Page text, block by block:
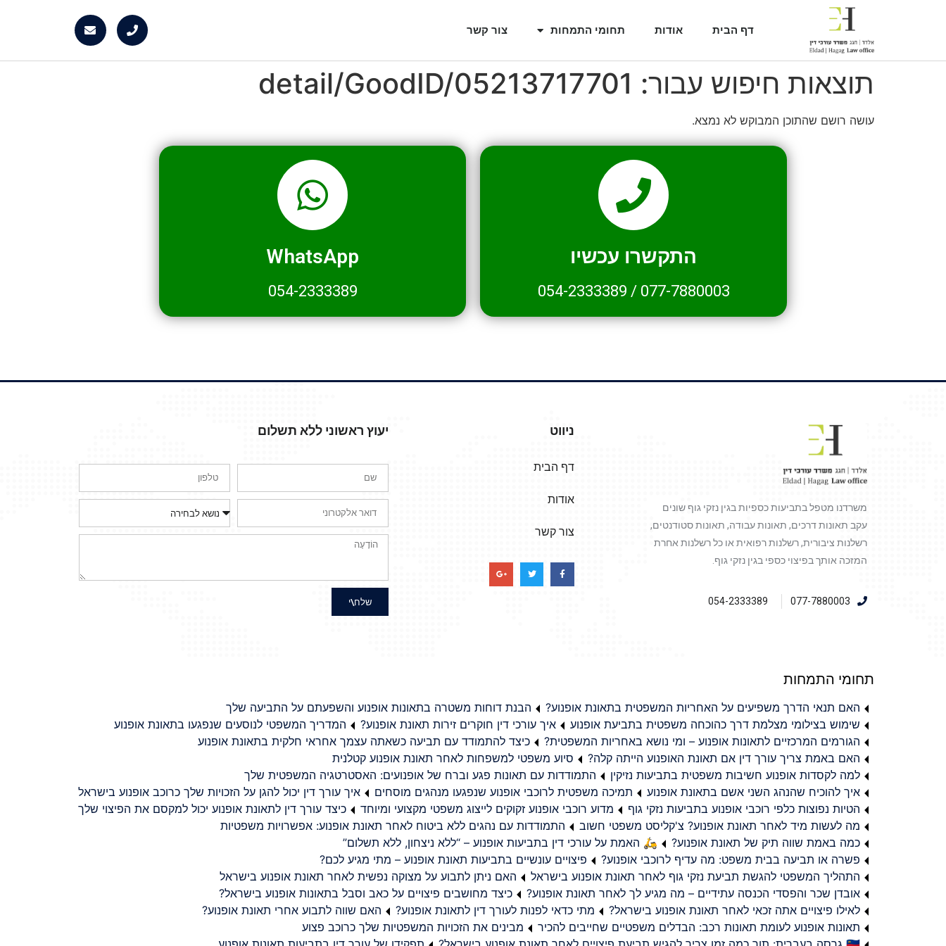
דף הבית אודות תחומי התמחות צור קשר
תוצאות חיפוש עבור: detail/GoodID/05213717701
עושה רושם שהתוכן המבוקש לא נמצא.
התקשרו עכשיו
077-7880003
/
054-2333389
WhatsApp
054-2333389
משרדנו מטפל בתביעות כספיות בגין נזקי גוף שונים
עקב תאונות דרכים, תאונות עבודה, תאונות סטודנטים,
רשלנות ציבורית, רשלנות רפואית או כל רשלנות אחרת
המזכה אותך בפיצוי כספי בגין נזקי גוף.
077-7880003
054-2333389
ניווט
דף הבית
אודות
צור קשר
יעוץ ראשוני ללא תשלום
שלח\י
תחומי התמחות
האם תנאי הדרך משפיעים על האחריות המשפטית בתאונת אופנוע?
הבנת דוחות משטרה בתאונות אופנוע והשפעתם על התביעה שלך
שימוש בצילומי מצלמת דרך כהוכחה משפטית בתביעת אופנוע
איך עורכי דין חוקרים זירות תאונת אופנוע?
המדריך המשפטי לנוסעים שנפגעו בתאונת אופנוע
הגורמים המרכזיים לתאונות אופנוע – ומי נושא באחריות המשפטית?
כיצד להתמודד עם תביעה כשאתה עצמך אחראי חלקית בתאונת אופנוע
האם באמת צריך עורך דין אם תאונת האופנוע הייתה קלה?
סיוע משפטי למשפחות לאחר תאונת אופנוע קטלנית
למה לקסדות אופנוע חשיבות משפטית בתביעות נזיקין
התמודדות עם תאונות פגע וברח של אופנועים: האסטרטגיה המשפטית שלך
איך להוכיח שהנהג השני אשם בתאונת אופנוע
תמיכה משפטית לרוכבי אופנוע שנפגעו מנהגים מוסחים
איך עורך דין יכול להגן על הזכויות שלך כרוכב אופנוע בישראל
הטיות נפוצות כלפי רוכבי אופנוע בתביעות נזקי גוף
מדוע רוכבי אופנוע זקוקים לייצוג משפטי מקצועי ומיוחד
כיצד עורך דין לתאונת אופנוע יכול למקסם את הפיצוי שלך
מה לעשות מיד לאחר תאונת אופנוע? צ'קליסט משפטי חשוב
התמודדות עם נהגים ללא ביטוח לאחר תאונת אופנוע: אפשרויות משפטיות
כמה באמת שווה תיק של תאונת אופנוע?
🛵 האמת על עורכי דין בתביעות אופנוע – “ללא ניצחון, ללא תשלום”
פשרה או תביעה בבית משפט: מה עדיף לרוכבי אופנוע?
פיצויים עונשיים בתביעות תאונת אופנוע – מתי מגיע לכם?
התהליך המשפטי להגשת תביעת נזקי גוף לאחר תאונת אופנוע בישראל
האם ניתן לתבוע על מצוקה נפשית לאחר תאונת אופנוע בישראל
אובדן שכר והפסדי הכנסה עתידיים – מה מגיע לך לאחר תאונת אופנוע?
כיצד מחושבים פיצויים על כאב וסבל בתאונות אופנוע בישראל?
לאילו פיצויים אתה זכאי לאחר תאונת אופנוע בישראל?
מתי כדאי לפנות לעורך דין לתאונת אופנוע?
האם שווה לתבוע אחרי תאונת אופנוע?
תאונות אופנוע לעומת תאונות רכב: הבדלים משפטיים שחייבים להכיר
מבינים את הזכויות המשפטיות שלך כרוכב פצוע